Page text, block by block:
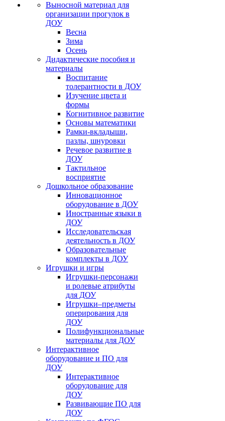
Выносной материал для
организации прогулок в
ДОУ
Весна
Зима
Осень
Дидактические пособия и
материалы
Воспитание
толерантности в ДОУ
Изучение цвета и
формы
Когнитивное развитие
Основы математики
Рамки-вкладыши,
пазлы, шнуровки
Речевое развитие в
ДОУ
Тактильное
восприятие
Дошкольное образование
Инновационное
оборудование в ДОУ
Иностранные языки в
ДОУ
Исследовательская
деятельность в ДОУ
Образовательные
комплекты в ДОУ
Игрушки и игры
Игрушки-персонажи
и ролевые атрибуты
для ДОУ
Игрушки–предметы
оперирования для
ДОУ
Полифункциональные
материалы для ДОУ
Интерактивное
оборудование и ПО для
ДОУ
Интерактивное
оборудование для
ДОУ
Развивающие ПО для
ДОУ